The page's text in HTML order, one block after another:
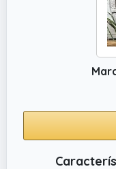
colgar en la